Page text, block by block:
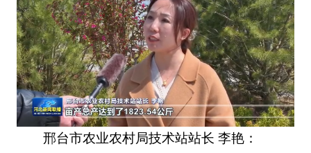
邢台市农业农村局技术站站长 李艳：